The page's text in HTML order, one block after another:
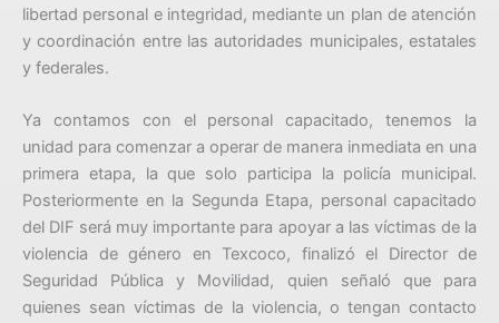
libertad personal e integridad, mediante un plan de atención
y coordinación entre las autoridades municipales, estatales
y federales.
Ya contamos con el personal capacitado, tenemos la
unidad para comenzar a operar de manera inmediata en una
primera etapa, la que solo participa la policía municipal.
Posteriormente en la Segunda Etapa, personal capacitado
del DIF será muy importante para apoyar a las víctimas de la
violencia de género en Texcoco, finalizó el Director de
Seguridad Pública y Movilidad, quien señaló que para
quienes sean víctimas de la violencia, o tengan contacto